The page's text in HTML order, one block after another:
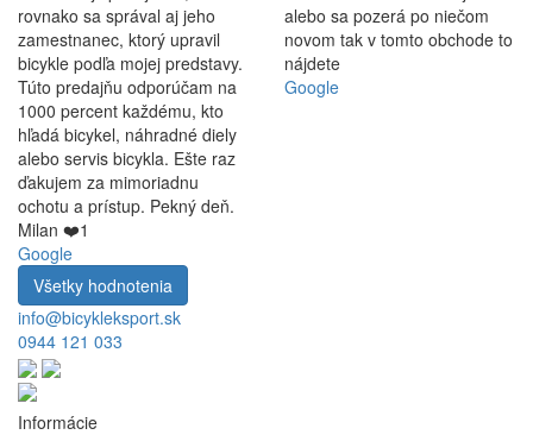
rovnako sa správal aj jeho
zamestnanec, ktorý upravil
bicykle podľa mojej predstavy.
Túto predajňu odporúčam na
1000 percent každému, kto
hľadá bicykel, náhradné diely
alebo servis bicykla. Ešte raz
ďakujem za mimoriadnu
ochotu a prístup. Pekný deň.
Milan ❤️1
Google
alebo sa pozerá po niečom
novom tak v tomto obchode to
nájdete
Google
Všetky hodnotenia
info@bicykleksport.sk
0944 121 033
Informácie